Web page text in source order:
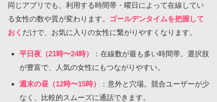
同じアプリでも、利用する時間帯・曜日によって在線してい
る女性の数や質が変わります。
ゴールデンタイムを把握して
おく だけで、お気に入りの女性に繋がりやすくなります。
平日夜（21時〜24時）
：在線数が最も多い時間帯。選択肢
が豊富で、人気の女性にもつながりやすい。
週末の昼（12時〜15時）
：意外と穴場。競合ユーザーが少
なく、比較的スムーズに通話できます。